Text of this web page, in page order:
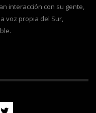
interacción con su gente,
voz propia del Sur,